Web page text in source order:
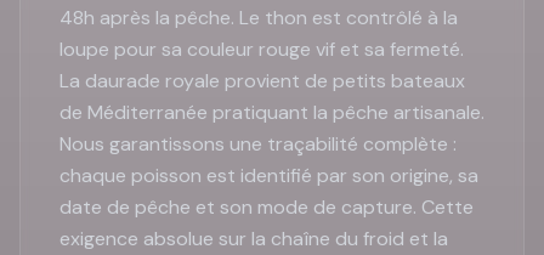
48h après la pêche. Le thon est contrôlé à la
loupe pour sa couleur rouge vif et sa fermeté.
La daurade royale provient de petits bateaux
de Méditerranée pratiquant la pêche artisanale.
Nous garantissons une traçabilité complète :
chaque poisson est identifié par son origine, sa
date de pêche et son mode de capture. Cette
exigence absolue sur la chaîne du froid et la